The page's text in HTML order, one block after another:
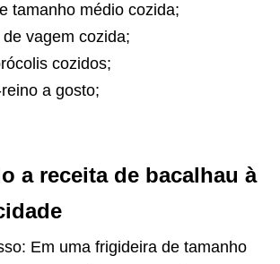
tamanho médio cozida;
vagem cozida;
cozidos;
a gosto;
a receita de bacalhau à
Em uma frigideira de tamanho